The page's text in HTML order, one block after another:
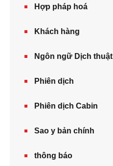
Hợp pháp hoá
Khách hàng
Ngôn ngữ Dịch thuật
Phiên dịch
Phiên dịch Cabin
Sao y bản chính
thông báo